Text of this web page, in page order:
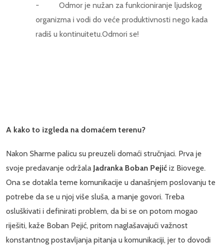
- Odmor je nužan za funkcioniranje ljudskog
organizma i vodi do veće produktivnosti nego kada
radiš u kontinuitetu.Odmori se!
A kako to izgleda na domaćem terenu?
Nakon Sharme palicu su preuzeli domaći stručnjaci. Prva je
svoje predavanje održala Jadranka Boban Pejić iz Biovege.
Ona se dotakla teme komunikacije u današnjem poslovanju te
potrebe da se u njoj više sluša, a manje govori. Treba
osluškivati i definirati problem, da bi se on potom mogao
riješiti, kaže Boban Pejić, pritom naglašavajući važnost
konstantnog postavljanja pitanja u komunikaciji, jer to dovodi